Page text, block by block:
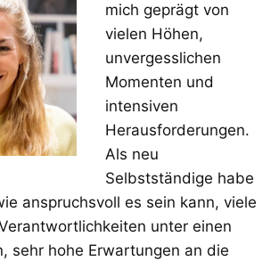
mich geprägt von
vielen Höhen,
unvergesslichen
Momenten und
intensiven
Herausforderungen.
Als neu
Selbstständige habe
anspruchsvoll es sein kann, viele
unter einen
sehr hohe Erwartungen an die